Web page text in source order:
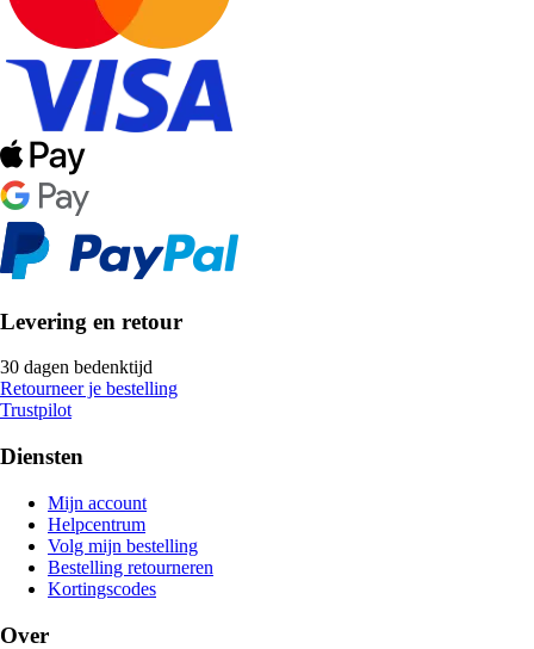
Levering en retour
30 dagen bedenktijd
Retourneer je bestelling
Trustpilot
Diensten
Mijn account
Helpcentrum
Volg mijn bestelling
Bestelling retourneren
Kortingscodes
Over